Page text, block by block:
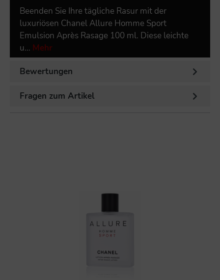
Beenden Sie Ihre tägliche Rasur mit der
luxuriösen Chanel Allure Homme Sport
Emulsion Après Rasage 100 ml. Diese leichte
u… Mehr
Bewertungen
Fragen zum Artikel